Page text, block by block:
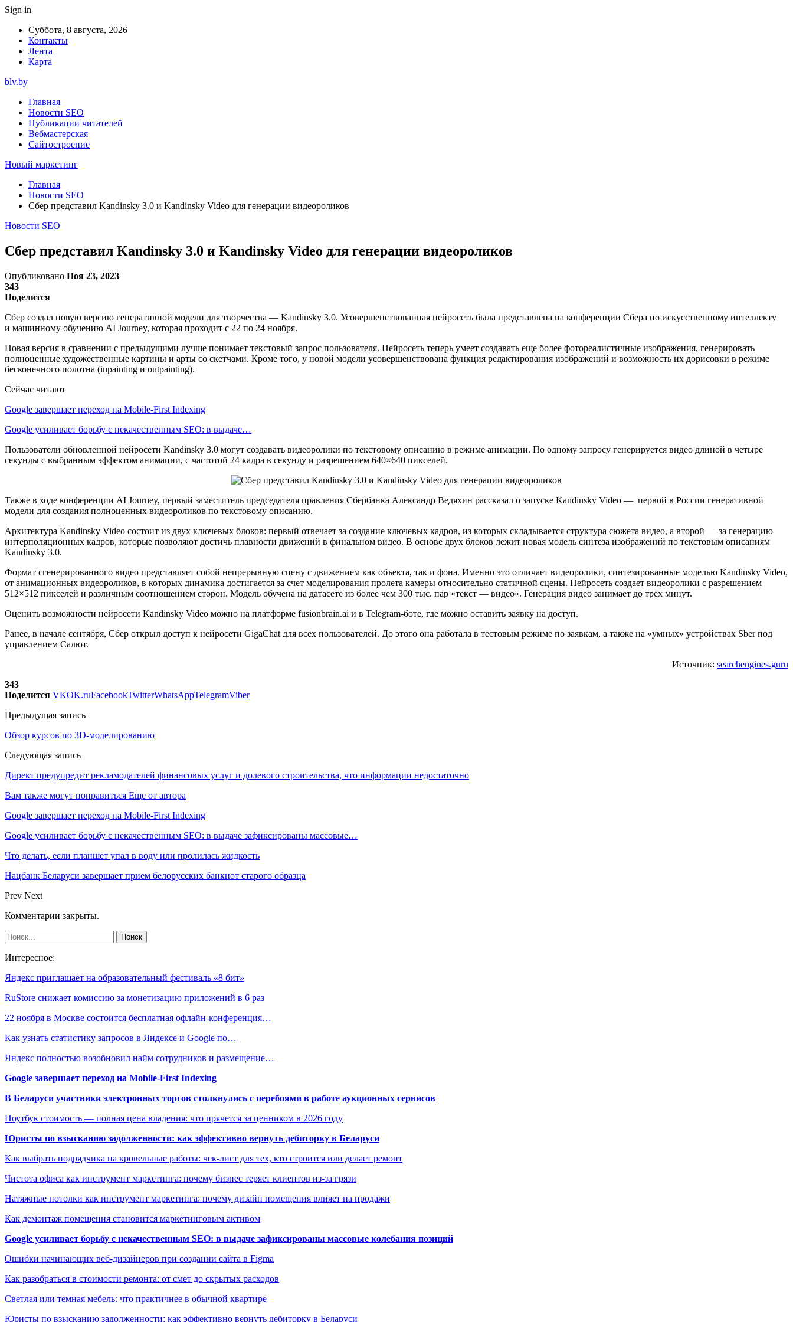
Sign in
Суббота, 8 августа, 2026
Контакты
Лента
Карта
blv.by
Главная
Новости SEO
Публикации читателей
Вебмастерская
Сайтостроение
Новый маркетинг
Главная
Новости SEO
Сбер представил Kandinsky 3.0 и Kandinsky Video для генерации видеороликов
Новости SEO
Сбер представил Kandinsky 3.0 и Kandinsky Video для генерации видеороликов
Опубликовано Ноя 23, 2023
343
Поделится
Сбер создал новую версию генеративной модели для творчества — Kandinsky 3.0. Усовершенствованная нейросеть была представлена на конференции Сбера по искусственному интеллекту
и машинному обучению AI Journey, которая проходит с 22 по 24 ноября.
Новая версия в сравнении с предыдущими лучше понимает текстовый запрос пользователя. Нейросеть теперь умеет создавать еще более фотореалистичные изображения, генерировать
полноценные художественные картины и арты со скетчами. Кроме того, у новой модели усовершенствована функция редактирования изображений и возможность их дорисовки в режиме
бесконечного полотна (inpainting и outpainting).
Сейчас читают
Google завершает переход на Mobile-First Indexing
Google усиливает борьбу с некачественным SEO: в выдаче…
Пользователи обновленной нейросети Kandinsky 3.0 могут создавать видеоролики по текстовому описанию в режиме анимации. По одному запросу генерируется видео длиной в четыре
секунды c выбранным эффектом анимации, с частотой 24 кадра в секунду и разрешением 640×640 пикселей.
Также в ходе конференции AI Journey, первый заместитель председателя правления Сбербанка Александр Ведяхин рассказал о запуске Kandinsky Video — первой в России генеративной
модели для создания полноценных видеороликов по текстовому описанию.
Архитектура Kandinsky Video состоит из двух ключевых блоков: первый отвечает за создание ключевых кадров, из которых складывается структура сюжета видео, а второй — за генерацию
интерполяционных кадров, которые позволяют достичь плавности движений в финальном видео. В основе двух блоков лежит новая модель синтеза изображений по текстовым описаниям
Kandinsky 3.0.
Формат сгенерированного видео представляет собой непрерывную сцену с движением как объекта, так и фона. Именно это отличает видеоролики, синтезированные моделью Kandinsky Video,
от анимационных видеороликов, в которых динамика достигается за счет моделирования пролета камеры относительно статичной сцены. Нейросеть создает видеоролики с разрешением
512×512 пикселей и различным соотношением сторон. Модель обучена на датасете из более чем 300 тыс. пар «текст — видео». Генерация видео занимает до трех минут.
Оценить возможности нейросети Kandinsky Video можно на платформе fusionbrain.ai и в Telegram-боте, где можно оставить заявку на доступ.
Ранее, в начале сентября, Сбер открыл доступ к нейросети GigaChat для всех пользователей. До этого она работала в тестовым режиме по заявкам, а также на «умных» устройствах Sber под
управлением Салют.
Источник: searchengines.guru
343
Поделится VKOK.ruFacebookTwitterWhatsAppTelegramViber
Предыдущая запись
Обзор курсов по 3D-моделированию
Следующая запись
Директ предупредит рекламодателей финансовых услуг и долевого строительства, что информации недостаточно
Вам также могут понравиться Еще от автора
Google завершает переход на Mobile-First Indexing
Google усиливает борьбу с некачественным SEO: в выдаче зафиксированы массовые…
Что делать, если планшет упал в воду или пролилась жидкость
Нацбанк Беларуси завершает прием белорусских банкнот старого образца
Prev Next
Комментарии закрыты.
Интересное:
Яндекс приглашает на образовательный фестиваль «8 бит»
RuStore снижает комиссию за монетизацию приложений в 6 раз
22 ноября в Москве состоится бесплатная офлайн-конференция…
Как узнать статистику запросов в Яндексе и Google по…
Яндекс полностью возобновил найм сотрудников и размещение…
Google завершает переход на Mobile-First Indexing
В Беларуси участники электронных торгов столкнулись с перебоями в работе аукционных сервисов
Ноутбук стоимость — полная цена владения: что прячется за ценником в 2026 году
Юристы по взысканию задолженности: как эффективно вернуть дебиторку в Беларуси
Как выбрать подрядчика на кровельные работы: чек-лист для тех, кто строится или делает ремонт
Чистота офиса как инструмент маркетинга: почему бизнес теряет клиентов из-за грязи
Натяжные потолки как инструмент маркетинга: почему дизайн помещения влияет на продажи
Как демонтаж помещения становится маркетинговым активом
Google усиливает борьбу с некачественным SEO: в выдаче зафиксированы массовые колебания позиций
Ошибки начинающих веб-дизайнеров при создании сайта в Figma
Как разобраться в стоимости ремонта: от смет до скрытых расходов
Светлая или темная мебель: что практичнее в обычной квартире
Юристы по взысканию задолженности: как эффективно вернуть дебиторку в Беларуси